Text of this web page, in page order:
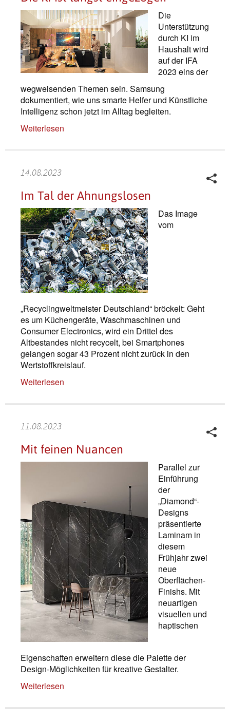
Die
Unterstützung
durch KI im
Haushalt wird
auf der IFA
2023 eins der
wegweisenden Themen sein. Samsung
dokumentiert, wie uns smarte Helfer und Künstliche
Intelligenz schon jetzt im Alltag begleiten.
Weiterlesen
14.08.2023
Im Tal der Ahnungslosen
Das Image
vom
„Recyclingweltmeister Deutschland“ bröckelt: Geht
es um Küchengeräte, Waschmaschinen und
Consumer Electronics, wird ein Drittel des
Altbestandes nicht recycelt, bei Smartphones
gelangen sogar 43 Prozent nicht zurück in den
Wertstoffkreislauf.
Weiterlesen
11.08.2023
Mit feinen Nuancen
Parallel zur
Einführung
der
„Diamond“-
Designs
präsentierte
Laminam in
diesem
Frühjahr zwei
neue
Oberflächen-
Finishs. Mit
neuartigen
visuellen und
haptischen
Eigenschaften erweitern diese die Palette der
Design-Möglichkeiten für kreative Gestalter.
Weiterlesen